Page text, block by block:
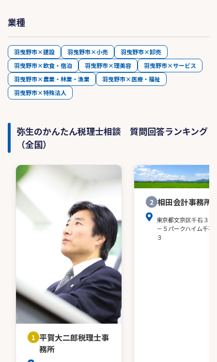
業種
羽曳野市×建設 羽曳野市×小売
羽曳野市×卸売
羽曳野市×飲食・宿泊
羽曳野市×理美容
羽曳野市×サービス
羽曳野市×農業・林業・漁業
羽曳野市×医療・福祉
羽曳野市×特殊法人
弥生のかんたん税理士相談 質問回答ランキング
（全国）
1 平賀大二郎税理士事
務所
2 相田会計事務所
東京都文京区千石３－
－５パークハイム千石
３